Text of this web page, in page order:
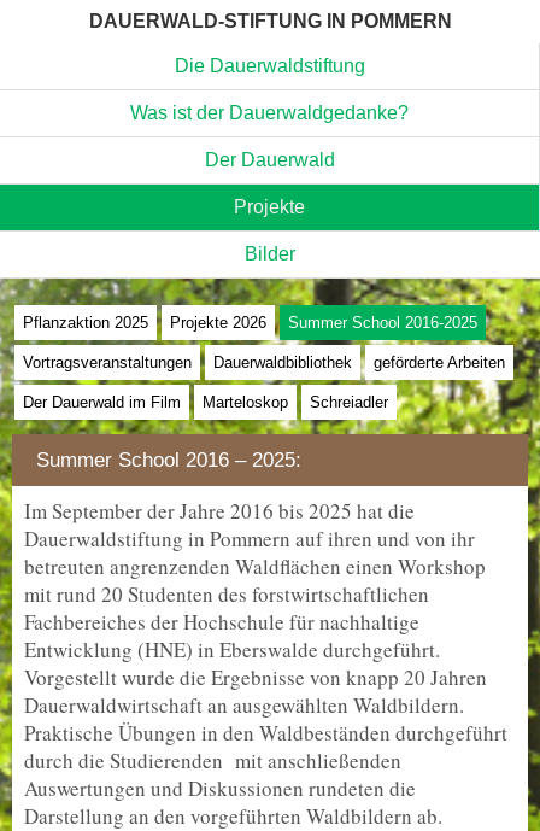
DAUERWALD-STIFTUNG IN POMMERN
Die Dauerwaldstiftung
Was ist der Dauerwaldgedanke?
Der Dauerwald
Projekte
Bilder
Pflanzaktion 2025 Projekte 2026 Summer School 2016-2025
Vortragsveranstaltungen Dauerwaldbibliothek geförderte Arbeiten
Der Dauerwald im Film Marteloskop Schreiadler
Summer School 2016 – 2025:
Im September der Jahre 2016 bis 2025 hat die
Dauerwaldstiftung in Pommern auf ihren und von ihr
betreuten angrenzenden Waldflächen einen Workshop
mit rund 20 Studenten des forstwirtschaftlichen
Fachbereiches der Hochschule für nachhaltige
Entwicklung (HNE) in Eberswalde durchgeführt.
Vorgestellt wurde die Ergebnisse von knapp 20 Jahren
Dauerwaldwirtschaft an ausgewählten Waldbildern.
Praktische Übungen in den Waldbeständen durchgeführt
durch die Studierenden mit anschließenden
Auswertungen und Diskussionen rundeten die
Darstellung an den vorgeführten Waldbildern ab.